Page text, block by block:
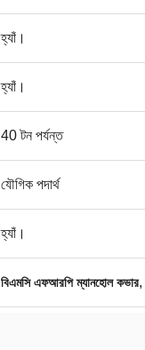
হ্যাঁ।
হ্যাঁ।
40 টন পর্যন্ত
যৌগিক পদার্থ
হ্যাঁ।
বিএমসি এফআরপি ম্যানহোল কভার,